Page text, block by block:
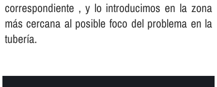
correspondiente , y lo introducimos en la zona
más cercana al posible foco del problema en la
tuberí­a.